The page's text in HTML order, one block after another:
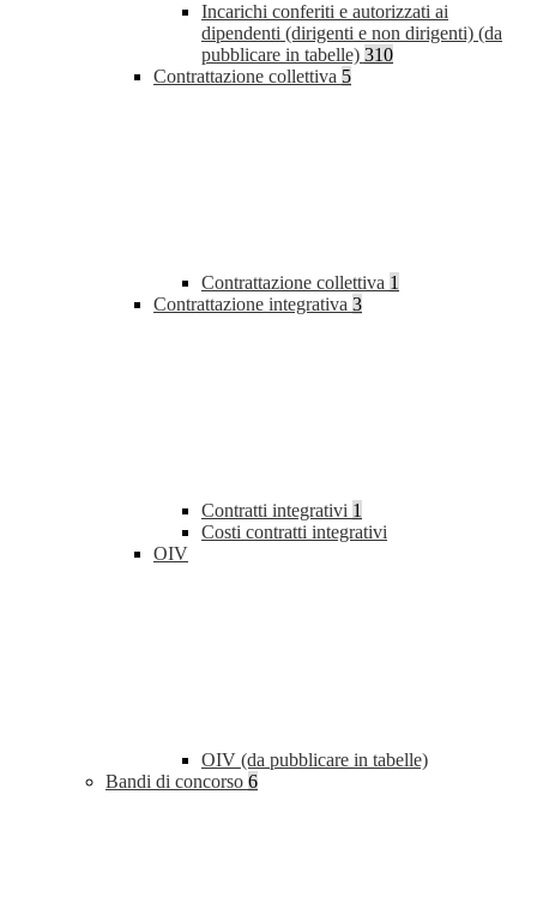
Incarichi conferiti e autorizzati ai
dipendenti (dirigenti e non dirigenti) (da
pubblicare in tabelle) 310
Contrattazione collettiva 5
Contrattazione collettiva 1
Contrattazione integrativa 3
Contratti integrativi 1
Costi contratti integrativi
OIV
OIV (da pubblicare in tabelle)
Bandi di concorso 6